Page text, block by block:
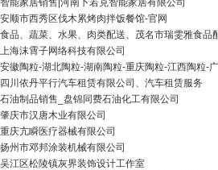
智能家居销售|河南卜若克智能家居有限公司
安顺市西秀区伐木累烤肉拌饭餐馆-官网
食品、蔬菜、水果、肉类配送、茂名市瑞雯雅食品
上海沫霄子网络科技有限公司
安徽陶粒-湖北陶粒-湖南陶粒-重庆陶粒-江西陶粒-
四川依丹平行汽车租赁有限公司、汽车租赁服务
石油制品销售_盘锦同费石油化工有限公司
肇庆市汉唐木业有限公司
重庆亢瞬医疗器械有限公司
扬州市邓邦涂装机械有限公司
吴江区松陵镇灰界装饰设计工作室